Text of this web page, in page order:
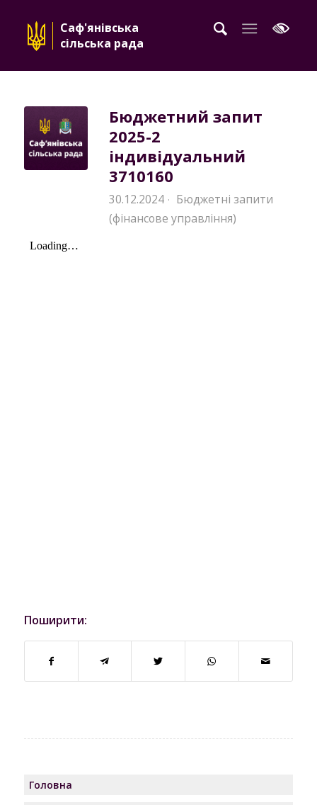
Саф'янівська
сільська рада
Бюджетний запит
2025-2
індивідуальний
3710160
30.12.2024 · Бюджетні запити
(фінансове управління)
Поширити:
Головна